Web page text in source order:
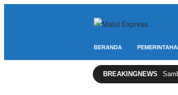
Malut Express
Berita Lebih Cepat
BERANDA
BREAKINGNEWS